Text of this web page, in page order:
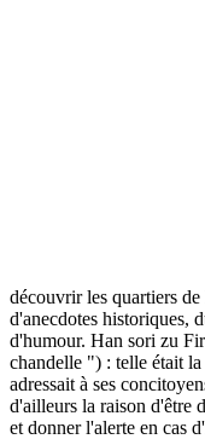
découvrir les quartiers
d'anecdotes historiques,
d'humour. Han sori zu
chandelle ") : telle était
adressait à ses
d'ailleurs la raison d'être
et donner l'alerte en cas